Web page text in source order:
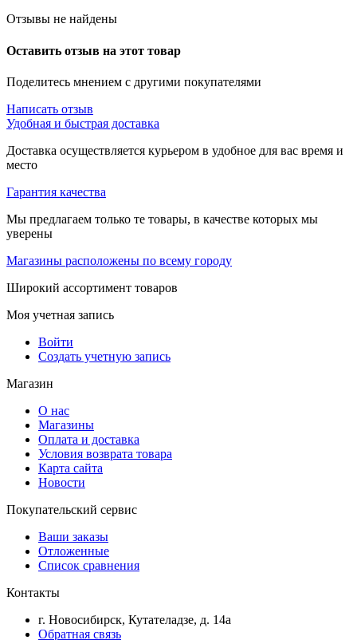
Отзывы не найдены
Оставить отзыв на этот товар
Поделитесь мнением с другими покупателями
Написать отзыв
Удобная и быстрая доставка
Доставка осуществляется курьером в удобное для вас время и
место
Гарантия качества
Мы предлагаем только те товары, в качестве которых мы
уверены
Магазины расположены по всему городу
Широкий ассортимент товаров
Моя учетная запись
Войти
Создать учетную запись
Магазин
О нас
Магазины
Оплата и доставка
Условия возврата товара
Карта сайта
Новости
Покупательский сервис
Ваши заказы
Отложенные
Список сравнения
Контакты
г. Новосибирск, Кутателадзе, д. 14а
Обратная связь